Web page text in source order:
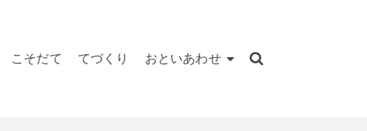
こそだて てづくり おといあわせ